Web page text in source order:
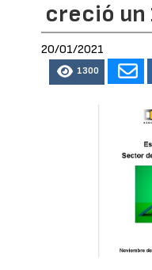
creció un
20/01/2021
1300